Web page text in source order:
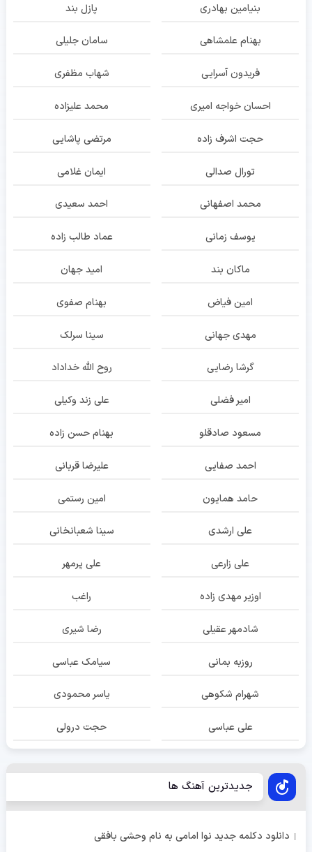
بنیامین بهادری پازل بند
بهنام علمشاهی سامان جلیلی
فریدون آسرایی شهاب مظفری
احسان خواجه امیری محمد علیزاده
حجت اشرف زاده مرتضی پاشایی
تورال صدالی ایمان غلامی
محمد اصفهانی احمد سعیدی
یوسف زمانی عماد طالب زاده
ماکان بند امید جهان
امین فیاض بهنام صفوی
مهدی جهانی سینا سرلک
گرشا رضایی روح الله خداداد
امیر فضلی علی زند وکیلی
مسعود صادقلو بهنام حسن زاده
احمد صفایی علیرضا قربانی
حامد همایون امین رستمی
علی ارشدی سینا شعبانخانی
علی زارعی علی پرمهر
اوزیر مهدی زاده راغب
شادمهر عقیلی رضا شیری
روزبه بمانی سیامک عباسی
شهرام شکوهی یاسر محمودی
علی عباسی حجت درولی
جدیدترین آهنگ ها
دانلود دکلمه جدید نوا امامی به نام وحشی بافقی